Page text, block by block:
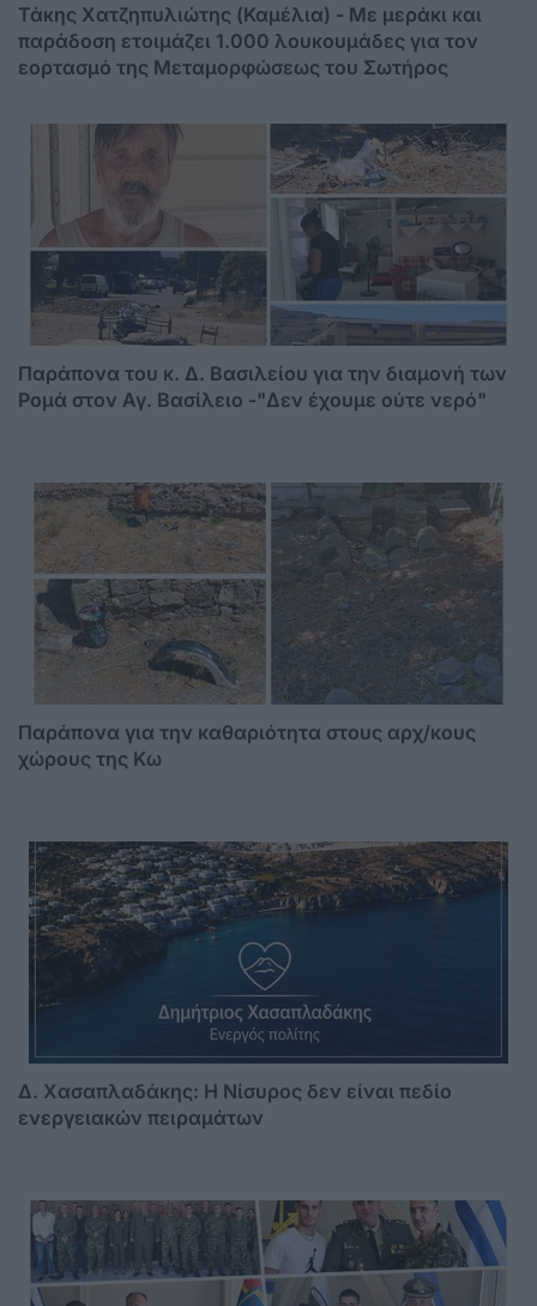
Τάκης Χατζηπυλιώτης (Καμέλια) - Με μεράκι και
παράδοση ετοιμάζει 1.000 λουκουμάδες για τον
εορτασμό της Μεταμορφώσεως του Σωτήρος
Παράπονα του κ. Δ. Βασιλείου για την διαμονή των
Ρομά στον Αγ. Βασίλειο -"Δεν έχουμε ούτε νερό"
Παράπονα για την καθαριότητα στους αρχ/κους
χώρους της Κω
Δ. Χασαπλαδάκης: Η Νίσυρος δεν είναι πεδίο
ενεργειακών πειραμάτων